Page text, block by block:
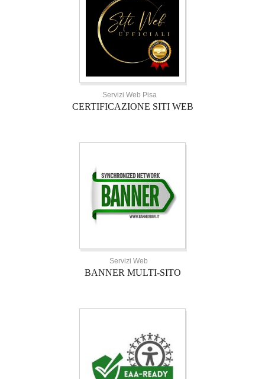
Servizi Web Pisa
CERTIFICAZIONE SITI WEB
Servizi Web
BANNER MULTI-SITO